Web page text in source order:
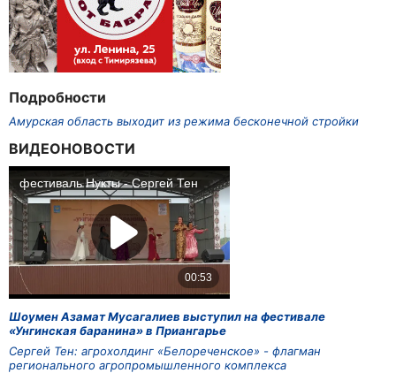
Подробности
Амурская область выходит из режима бесконечной стройки
ВИДЕОНОВОСТИ
Шоумен Азамат Мусагалиев выступил на фестивале
«Унгинская баранина» в Приангарье
Сергей Тен: агрохолдинг «Белореченское» - флагман
регионального агропромышленного комплекса